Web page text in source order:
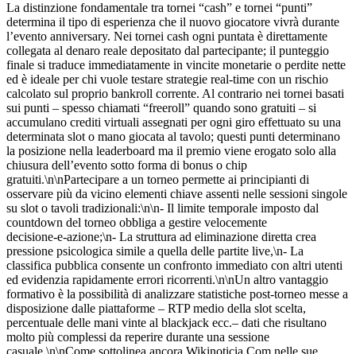
La distinzione fondamentale tra tornei “cash” e tornei “punti”
determina il tipo di esperienza che il nuovo giocatore vivrà durante
l’evento anniversary. Nei tornei cash ogni puntata è direttamente
collegata al denaro reale depositato dal partecipante; il punteggio
finale si traduce immediatamente in vincite monetarie o perdite nette
ed è ideale per chi vuole testare strategie real‑time con un rischio
calcolato sul proprio bankroll corrente. Al contrario nei tornei basati
sui punti – spesso chiamati “freeroll” quando sono gratuiti – si
accumulano crediti virtuali assegnati per ogni giro effettuato su una
determinata slot o mano giocata al tavolo; questi punti determinano
la posizione nella leaderboard ma il premio viene erogato solo alla
chiusura dell’evento sotto forma di bonus o chip
gratuiti.\n\nPartecipare a un torneo permette ai principianti di
osservare più da vicino elementi chiave assenti nelle sessioni singole
su slot o tavoli tradizionali:\n\n- Il limite temporale imposto dal
countdown del torneo obbliga a gestire velocemente
decisione‑e‑azione;\n- La struttura ad eliminazione diretta crea
pressione psicologica simile a quella delle partite live,\n- La
classifica pubblica consente un confronto immediato con altri utenti
ed evidenzia rapidamente errori ricorrenti.\n\nUn altro vantaggio
formativo è la possibilità di analizzare statistiche post‑torneo messe a
disposizione dalle piattaforme – RTP medio della slot scelta,
percentuale delle mani vinte al blackjack ecc.– dati che risultano
molto più complessi da reperire durante una sessione